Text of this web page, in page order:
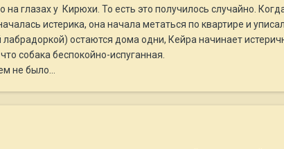
глазах у Кирюхи. То есть это получилось случайно.
истерика, она начала метаться по квартире и
остаются дома одни, Кейра начинает
собака беспокойно-испуганная.
не было...